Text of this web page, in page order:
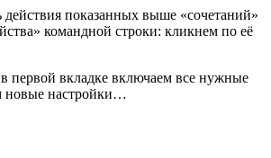
действия показанных выше «сочетаний»
командной строки: кликнем по её
первой вкладке включаем все нужные
новые настройки…